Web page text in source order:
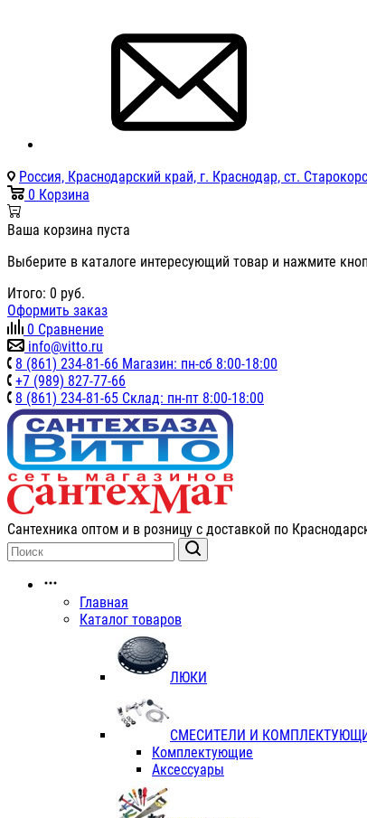
Россия, Краснодарский край, г. Краснодар, ст.
0 Корзина
Ваша корзина пуста
Выберите в каталоге интересующий товар и нажмите
Итого: 0 руб.
Оформить заказ
0 Сравнение
info@vitto.ru
8 (861) 234-81-66 Магазин: пн-сб 8:00-18:00
+7 (989) 827-77-66
8 (861) 234-81-65 Склад: пн-пт 8:00-18:00
Сантехника оптом и в розницу с доставкой по
Главная
Каталог товаров
ЛЮКИ
СМЕСИТЕЛИ И
Комплектующие
Аксессуары